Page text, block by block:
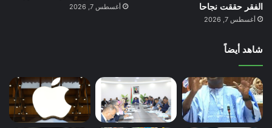
الفقر حققت نجاحا
أغسطس 7, 2026
أغسطس 7, 2026
شاهد أيضاً